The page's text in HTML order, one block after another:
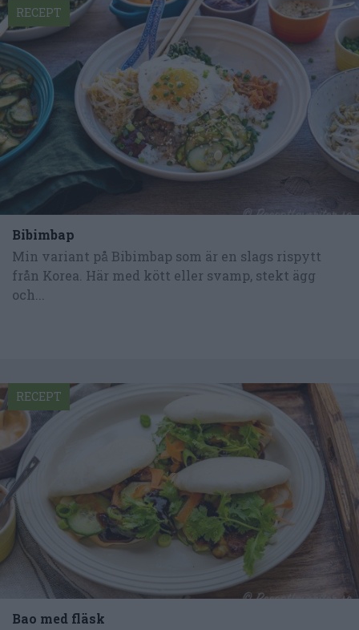
Bibimbap
Min variant på Bibimbap som är en slags rispytt
från Korea. Här med kött eller svamp, stekt ägg
och...
RECEPT
Bao med fläsk
RECEPT